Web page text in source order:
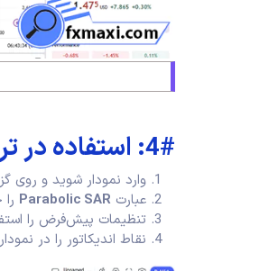
4#: استفاده در تریدینگ ویو
وارد نمودار شوید و روی
عبارت Parabolic SAR
تنظیمات پیش‌فرض را
نقاط اندیکاتور را در